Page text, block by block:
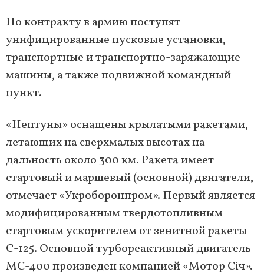
По контракту в армию поступят
унифицированные пусковые установки,
транспортные и транспортно-заряжающие
машины, а также подвижной командный
пункт.
«Нептуны» оснащены крылатыми ракетами,
летающих на сверхмалых высотах на
дальность около 300 км. Ракета имеет
стартовый и маршевый (основной) двигатели,
отмечает «Укроборонпром». Первый является
модифицированным твердотопливным
стартовым ускорителем от зенитной ракеты
С-125. Основной турбореактивный двигатель
МС-400 произведен компанией «Мотор Січ».